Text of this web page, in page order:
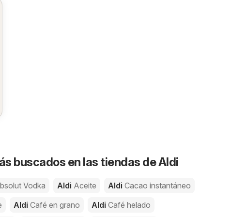
buscados en las tiendas de Aldi
Vodka Aldi Aceite Aldi Cacao instantáneo
Aldi Café en grano Aldi Café helado